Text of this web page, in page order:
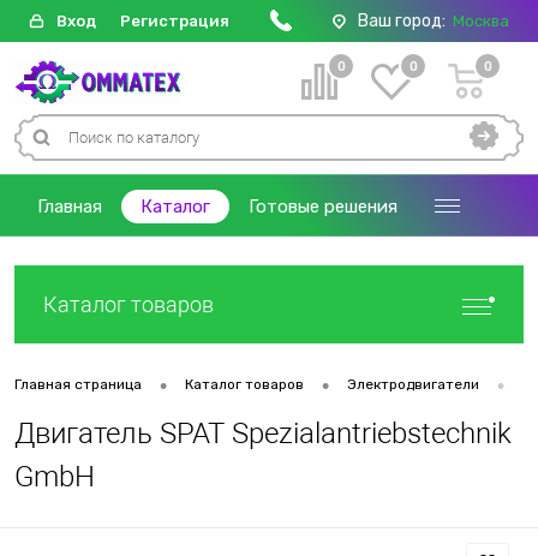
Вход Регистрация Ваш город: Москва
0 0 0
Главная Каталог Готовые решения
Каталог товаров
Главная страница • Каталог товаров • Электродвигатели •
Двигатель SPAT Spezialantriebstechnik
GmbH